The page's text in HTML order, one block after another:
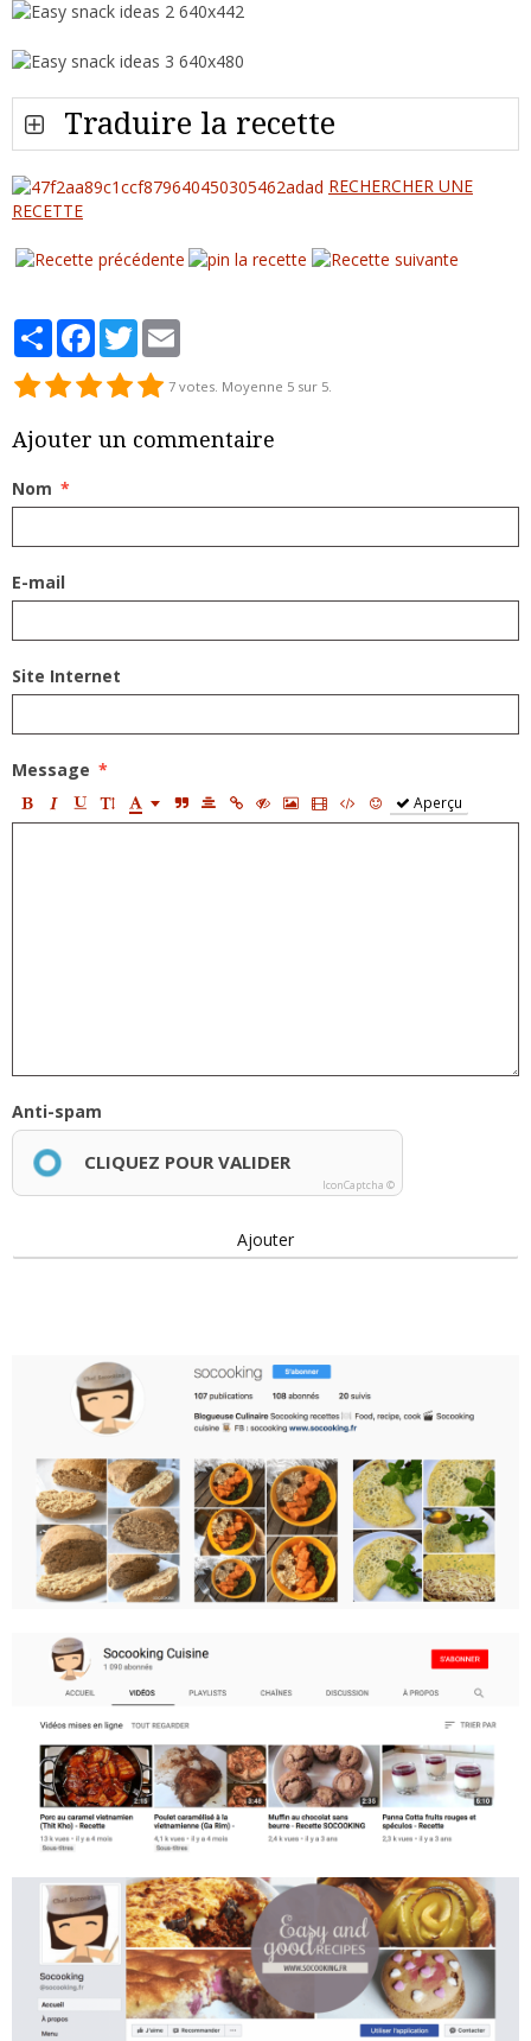
Traduire la recette
RECHERCHER UNE
RECETTE
PartagerFacebook
Twitter
7 votes. Moyenne 5 sur 5.
Ajouter un commentaire
Nom
E-mail
Site Internet
Message
Aperçu
Anti-spam
CLIQUEZ POUR VALIDER
IconCaptcha ©
Ajouter